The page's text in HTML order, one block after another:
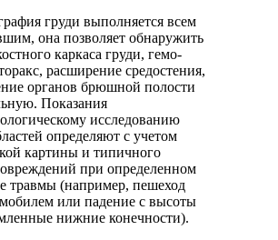
груди выполняется всем
она позволяет обнаружить
каркаса груди, гемо-
расширение средостения,
органов брюшной полости
Показания
исследованию
определяют с учетом
картины и типичного
при определенном
травмы (например, пешеход
или падение с высоты
нижние конечности).